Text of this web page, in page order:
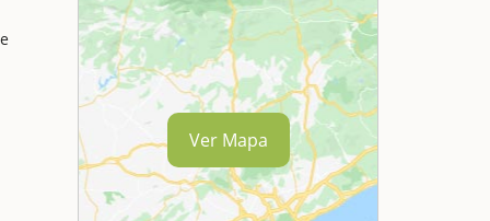
Ver Mapa